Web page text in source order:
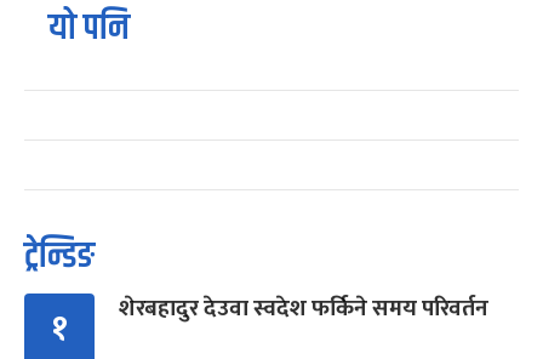
यो पनि
ट्रेन्डिङ
१ शेरबहादुर देउवा स्वदेश फर्किने समय परिवर्तन